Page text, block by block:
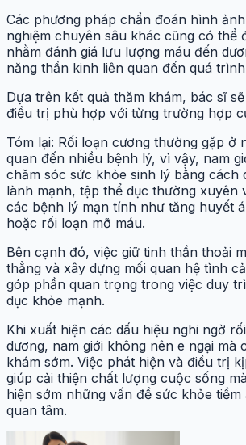
Các phương pháp chẩn đoán hình
nghiệm chuyên sâu khác cũng có thể
nhằm đánh giá lưu lượng máu đến
năng thần kinh liên quan đến quá
Dựa trên kết quả thăm khám, bác sĩ
điều trị phù hợp với từng trường hợp
Tóm lại: Rối loạn cương thường gặp ở
quan đến nhiều bệnh lý, vì vậy, nam
chăm sóc sức khỏe sinh lý bằng cách
lành mạnh, tập thể dục thường xuyên
các bệnh lý mạn tính như tăng huyết
hoặc rối loạn mỡ máu.
Bên cạnh đó, việc giữ tinh thần thoải
thẳng và xây dựng mối quan hệ tình
góp phần quan trọng trong việc duy
dục khỏe mạnh.
Khi xuất hiện các dấu hiệu nghi ngờ
dương, nam giới không nên e ngại mà
khám sớm. Việc phát hiện và điều trị
giúp cải thiện chất lượng cuộc sống
hiện sớm những vấn đề sức khỏe
quan tâm.